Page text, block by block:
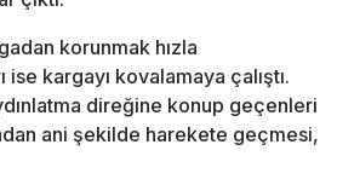
korunmak hızla
ise kargayı kovalamaya çalıştı.
direğine konup geçenleri
ani şekilde harekete geçmesi,